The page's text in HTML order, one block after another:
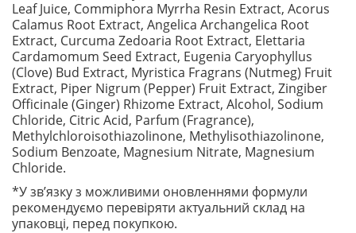
Leaf Juice, Commiphora Myrrha Resin Extract, Acorus
Calamus Root Extract, Angelica Archangelica Root
Extract, Curcuma Zedoaria Root Extract, Elettaria
Cardamomum Seed Extract, Eugenia Caryophyllus
(Clove) Bud Extract, Myristica Fragrans (Nutmeg) Fruit
Extract, Piper Nigrum (Pepper) Fruit Extract, Zingiber
Officinale (Ginger) Rhizome Extract, Alcohol, Sodium
Chloride, Citric Acid, Parfum (Fragrance),
Methylchloroisothiazolinone, Methylisothiazolinone,
Sodium Benzoate, Magnesium Nitrate, Magnesium
Chloride.
*У зв’язку з можливими оновленнями формули
рекомендуємо перевіряти актуальний склад на
упаковці, перед покупкою.